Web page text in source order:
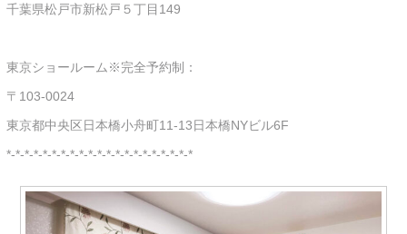
千葉県松戸市新松戸５丁目149
東京ショールーム※完全予約制：
〒103-0024
東京都中央区日本橋小舟町11-13日本橋NYビル6F
*-*-*-*-*-*-*-*-*-*-*-*-*-*-*-*-*-*-*-*-*